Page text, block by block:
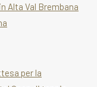
Alta Val Brembana